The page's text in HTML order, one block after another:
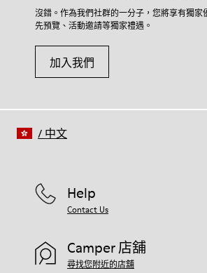
沒錯。作為我們社群的一分子，您將享有獨家
先預覽、活動邀請等獨家禮遇。
加入我們
Help
Contact Us
Camper 店舖
尋找您附近的店舖
/ 中文